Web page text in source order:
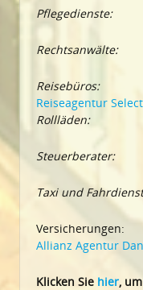
Pflegedienste:
Rechtsanwälte:
Reisebüros:
Reiseagentur
Rollläden:
Steuerberater:
Taxi und
Versicherungen:
Allianz Agentur
Klicken Sie hier,